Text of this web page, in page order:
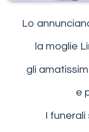
Lo
la moglie
gli
e
I